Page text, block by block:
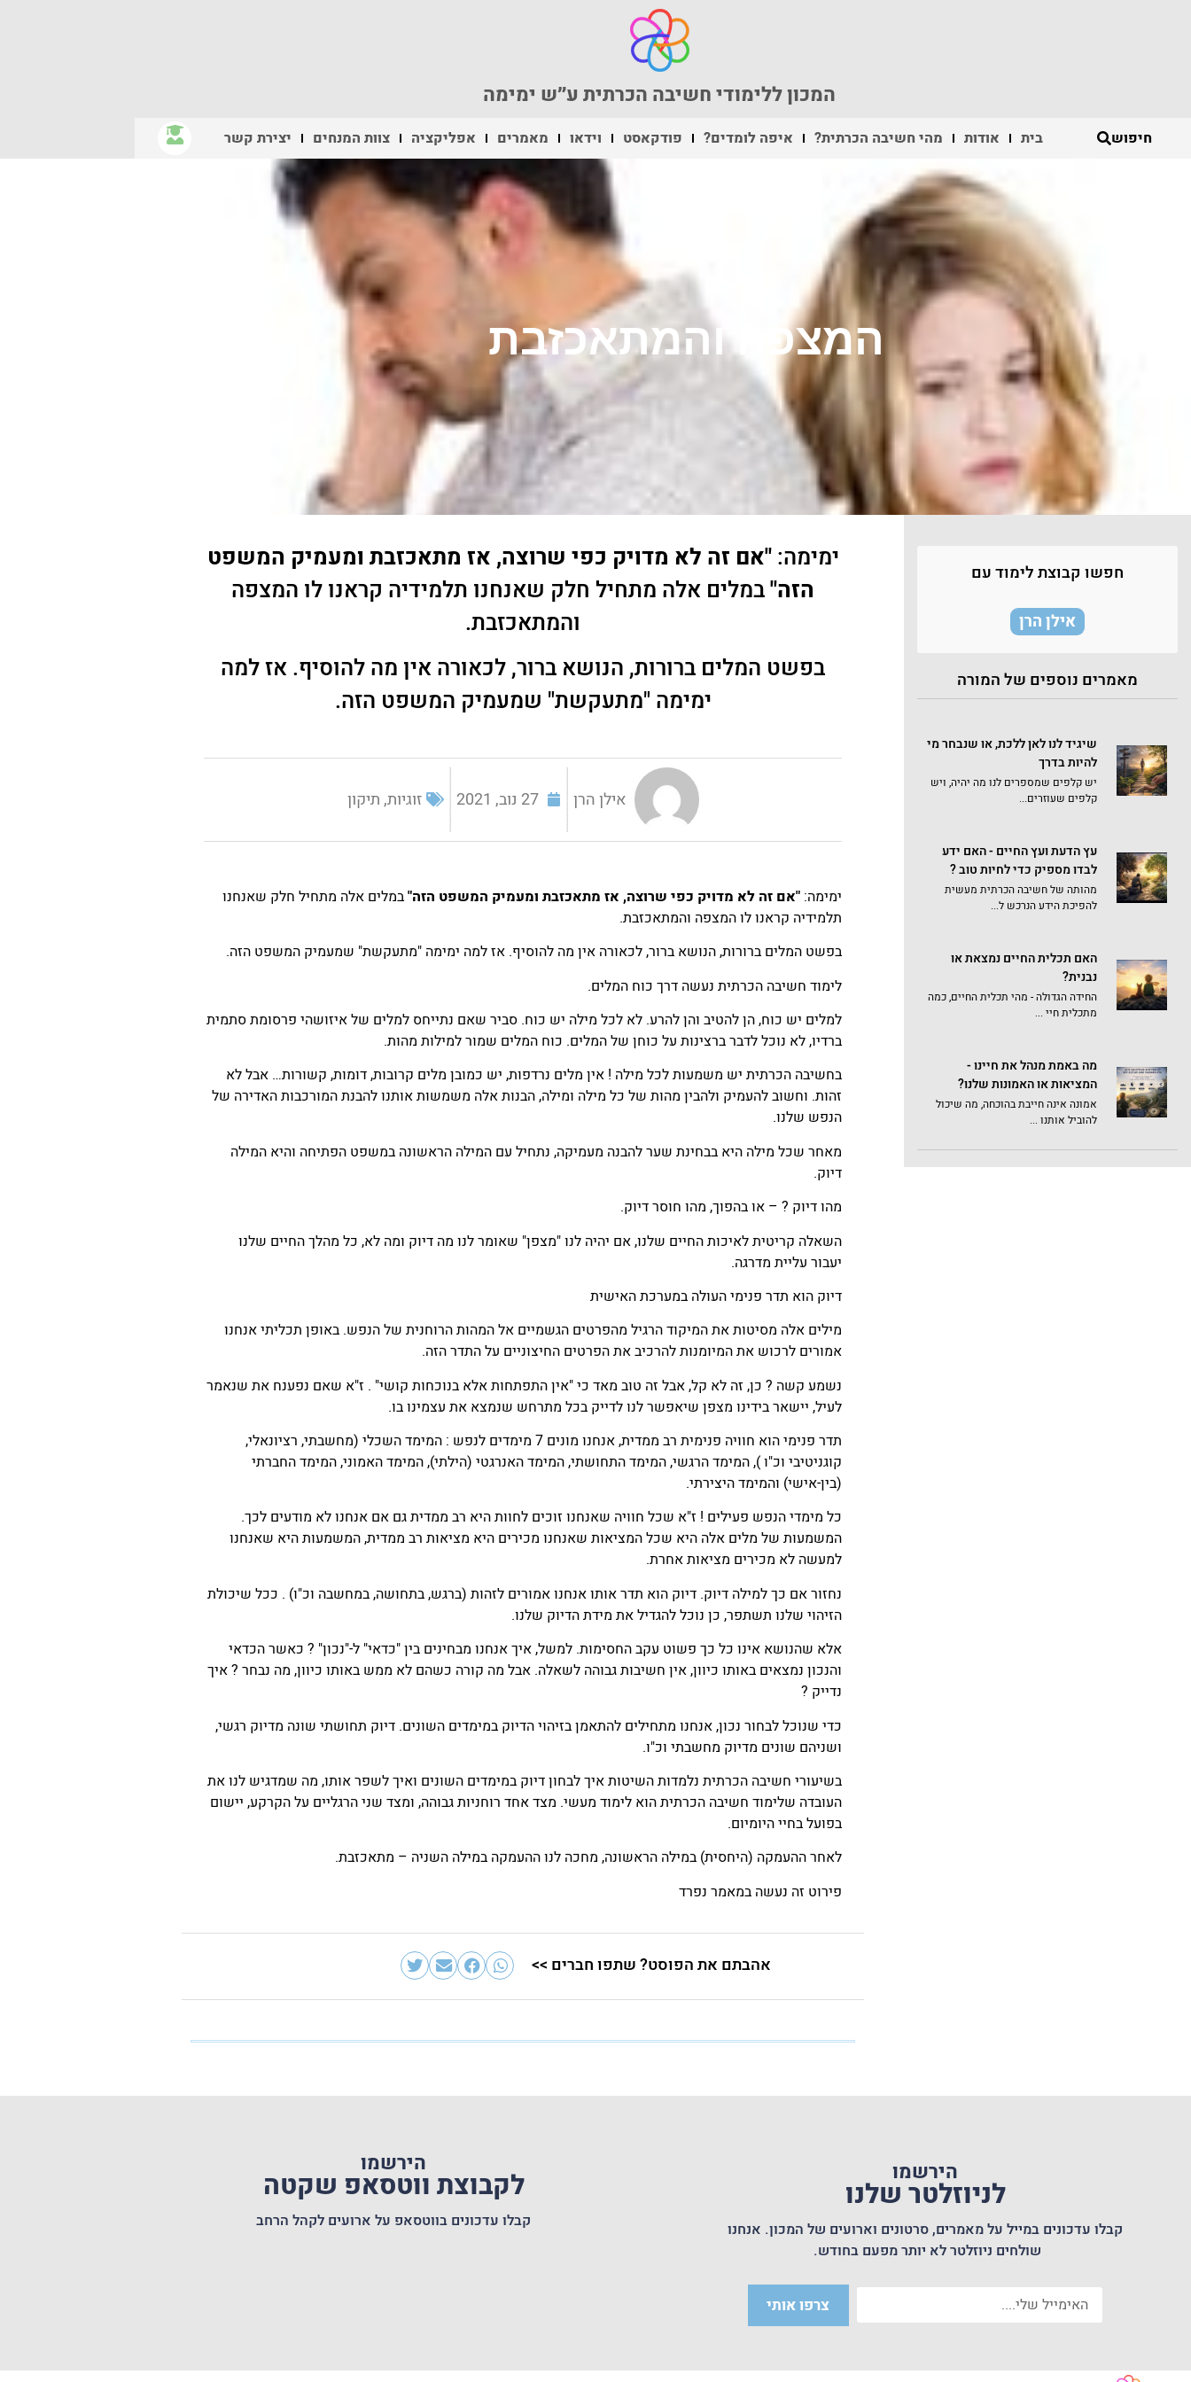
המכון ללימודי חשיבה הכרתית ע״ש ימימה
חיפוש בית אודות מהי חשיבה הכרתית? איפה לומדים? פודקאסט וידאו מאמרים אפליקציה צוות המנחים יצירת קשר
המצפה והמתאכזבת
חפשו קבוצת לימוד עם
אילן הרן
מאמרים נוספים של המורה
שיגיד לנו לאן ללכת, או שנבחר מי
להיות בדרך
יש קלפים שמספרים לנו מה יהיה, ויש
קלפים שעוזרים...
עץ הדעת ועץ החיים - האם ידע
לבדו מספיק כדי לחיות טוב ?
מהותה של חשיבה הכרתית מעשית
להפיכת הידע הנרכש ל...
האם תכלית החיים נמצאת או
נבנית?
החידה הגדולה - מהי תכלית החיים, כמה
מתכלית חיי ...
מה באמת מנהל את חיינו -
המציאות או האמונות שלנו?
אמונה אינה חייבת בהוכחה, מה שיכול
להוביל אותנו ...
ימימה:"אם זה לא מדויק כפי שרוצה, אז מתאכזבת ומעמיק המשפט
הזה"במלים אלה מתחיל חלק שאנחנו תלמידיה קראנו לו המצפה
והמתאכזבת.
בפשט המלים ברורות, הנושא ברור, לכאורה אין מה להוסיף. אז למה
ימימה "מתעקשת" שמעמיק המשפט הזה.
אילן הרן 27 נוב, 2021 זוגיות,תיקון
ימימה:"אם זה לא מדויק כפי שרוצה, אז מתאכזבת ומעמיק המשפט הזה"במלים אלה מתחיל חלק שאנחנו
תלמידיה קראנו לו המצפה והמתאכזבת.
בפשט המלים ברורות, הנושא ברור, לכאורה אין מה להוסיף. אז למה ימימה "מתעקשת" שמעמיק המשפט הזה.
לימוד חשיבה הכרתית נעשה דרך כוח המלים.
למלים יש כוח, הן להטיב והן להרע. לא לכל מילה יש כוח. סביר שאם נתייחס למלים של איזושהי פרסומת סתמית
ברדיו, לא נוכל לדבר ברצינות על כוחן של המלים. כוח המלים שמור למילות מהות.
בחשיבה הכרתית יש משמעות לכל מילה ! אין מלים נרדפות, יש כמובן מלים קרובות, דומות, קשורות… אבל לא
זהות. וחשוב להעמיק ולהבין מהות של כל מילה ומילה, הבנות אלה משמשות אותנו להבנת המורכבות האדירה של
הנפש שלנו.
מאחר שכל מילה היא בבחינת שער להבנה מעמיקה, נתחיל עם המילה הראשונה במשפט הפתיחה והיא המילה
דיוק.
מהו דיוק ? – או בהפוך, מהו חוסר דיוק.
השאלה קריטית לאיכות החיים שלנו, אם יהיה לנו "מצפן" שאומר לנו מה דיוק ומה לא, כל מהלך החיים שלנו
יעבור עליית מדרגה.
דיוק הוא תדר פנימי העולה במערכת האישית
מילים אלה מסיטות את המיקוד הרגיל מהפרטים הגשמיים אל המהות הרוחנית של הנפש. באופן תכליתי אנחנו
אמורים לרכוש את המיומנות להרכיב את הפרטים החיצוניים על התדר הזה.
נשמע קשה ? כן, זה לא קל, אבל זה טוב מאד כי "אין התפתחות אלא בנוכחות קושי" . ז"א שאם נפענח את שנאמר
לעיל, יישאר בידינו מצפן שיאפשר לנו לדייק בכל מתרחש שנמצא את עצמינו בו.
תדר פנימי הוא חוויה פנימית רב ממדית, אנחנו מונים 7 מימדים לנפש : המימד השכלי (מחשבתי, רציונאלי,
קוגניטיבי וכ"ו ), המימד הרגשי, המימד התחושתי, המימד האנרגטי (הילתי), המימד האמוני, המימד החברתי
(בין-אישי) והמימד היצירתי.
כל מימדי הנפש פעילים ! ז"א שכל חוויה שאנחנו זוכים לחוות היא רב ממדית גם אם אנחנו לא מודעים לכך.
המשמעות של מלים אלה היא שכל המציאות שאנחנו מכירים היא מציאות רב ממדית, המשמעות היא שאנחנו
למעשה לא מכירים מציאות אחרת.
נחזור אם כך למילה דיוק. דיוק הוא תדר אותו אנחנו אמורים לזהות (ברגש, בתחושה, במחשבה וכ"ו) . ככל שיכולת
הזיהוי שלנו תשתפר, כן נוכל להגדיל את מידת הדיוק שלנו.
אלא שהנושא אינו כל כך פשוט עקב החסימות. למשל, איך אנחנו מבחינים בין "כדאי" ל-"נכון" ? כאשר הכדאי
והנכון נמצאים באותו כיוון, אין חשיבות גבוהה לשאלה. אבל מה קורה כשהם לא ממש באותו כיוון, מה נבחר ? איך
נדייק ?
כדי שנוכל לבחור נכון, אנחנו מתחילים להתאמן בזיהוי הדיוק במימדים השונים. דיוק תחושתי שונה מדיוק רגשי,
ושניהם שונים מדיוק מחשבתי וכ"ו.
בשיעורי חשיבה הכרתית נלמדות השיטות איך לבחון דיוק במימדים השונים ואיך לשפר אותו, מה שמדגיש לנו את
העובדה שלימוד חשיבה הכרתית הוא לימוד מעשי. מצד אחד רוחניות גבוהה, ומצד שני הרגליים על הקרקע, יישום
בפועל בחיי היומיום.
לאחר ההעמקה (היחסית) במילה הראשונה, מחכה לנו ההעמקה במילה השניה – מתאכזבת.
פירוט זה נעשה במאמר נפרד
אהבתם את הפוסט? שתפו חברים >>
הירשמו
לניוזלטר שלנו
קבלו עדכונים במייל על מאמרים, סרטונים וארועים של המכון. אנחנו
שולחים ניוזלטר לא יותר מפעם בחודש.
צרפו אותי
הירשמו
לקבוצת ווטסאפ שקטה
קבלו עדכונים בווטסאפ על ארועים לקהל הרחב